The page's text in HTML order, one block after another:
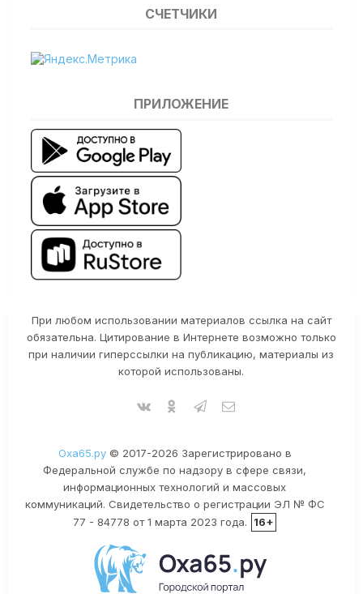
СЧЕТЧИКИ
ПРИЛОЖЕНИЕ
При любом использовании материалов ссылка на сайт
обязательна. Цитирование в Интернете возможно только
при наличии гиперссылки на публикацию, материалы из
которой использованы.
Оха65.ру© 2017-2026 Зарегистрировано в
Федеральной службе по надзору в сфере связи,
информационных технологий и массовых
коммуникаций. Свидетельство о регистрации ЭЛ № ФС
77 - 84778 от 1 марта 2023 года.
16+